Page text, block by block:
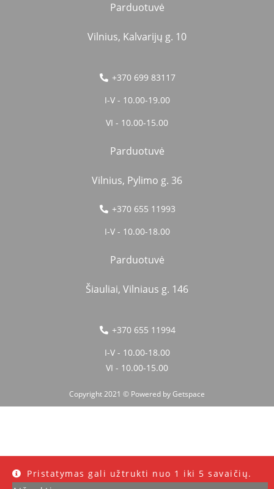
Pristatymas gali užtrukti nuo 1 iki 5 savaičių.
Parduotuvė
Vilnius, Kalvarijų g. 10
+370 699 83117
I-V - 10.00-19.00
VI - 10.00-15.00
Parduotuvė
Vilnius, Pylimo g. 36
+370 655 11993
I-V - 10.00-18.00
Parduotuvė
Šiauliai, Vilniaus g. 146
+370 655 11994
I-V - 10.00-18.00
VI - 10.00-15.00
Copyright 2021 © Powered byGetspace